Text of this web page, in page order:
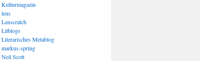
Kulturmagazin
lens
Lenscratch
Litblogs
Literarisches Metablog
markus-spring
Neil Scott